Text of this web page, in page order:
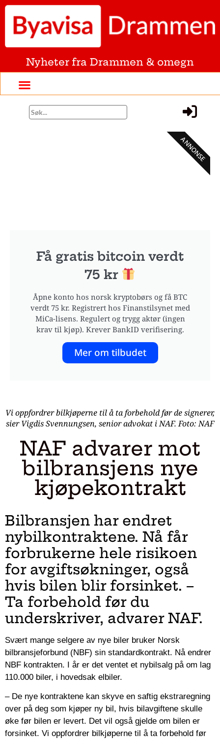
Nyheter fra Drammen & omegn
Få gratis bitcoin verdt
75 kr
Åpne konto hos norsk kryptobørs og få BTC
verdt 75 kr. Registrert hos Finanstilsynet med
MiCa-lisens. Regulert og trygg aktør (ingen
krav til kjøp). Krever BankID verifisering.
Mer om tilbudet
ANNONSE
Vi oppfordrer bilkjøperne til å ta forbehold før de signerer,
sier Vigdis Svennungsen, senior advokat i NAF. Foto: NAF
NAF advarer mot
bilbransjens nye
kjøpekontrakt
Bilbransjen har endret
nybilkontraktene. Nå får
forbrukerne hele risikoen
for avgiftsøkninger, også
hvis bilen blir forsinket. –
Ta forbehold før du
underskriver, advarer NAF.
Svært mange selgere av nye biler bruker Norsk
bilbransjeforbund (NBF) sin standardkontrakt. Nå endrer
NBF kontrakten. I år er det ventet et nybilsalg på om lag
110.000 biler, i hovedsak elbiler.
– De nye kontraktene kan skyve en saftig ekstraregning
over på deg som kjøper ny bil, hvis bilavgiftene skulle
øke før bilen er levert. Det vil også gjelde om bilen er
forsinket. Vi oppfordrer bilkjøperne til å ta forbehold før